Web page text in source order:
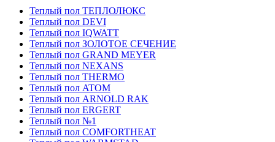
Теплый пол ТЕПЛОЛЮКС
Теплый пол DEVI
Теплый пол IQWATT
Теплый пол ЗОЛОТОЕ СЕЧЕНИЕ
Теплый пол GRAND MEYER
Теплый пол NEXANS
Теплый пол THERMO
Теплый пол ATOM
Теплый пол ARNOLD RAK
Теплый пол ERGERT
Теплый пол №1
Теплый пол COMFORTHEAT